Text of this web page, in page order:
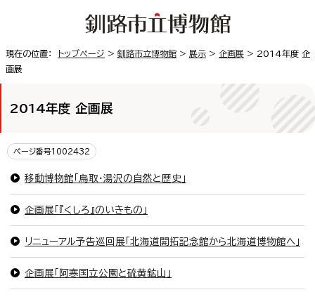
現在の位置： トップページ > 釧路市立博物館 > 展示 > 企画展 > 2014年度 企
画展
2014年度 企画展
ページ番号1002432
移動博物館「鳥取・湯沢の自然と歴史」
企画展「『くしろ』のいきもの」
リニューアル予告巡回展「北海道開拓記念館から北海道博物館へ」
企画展「阿寒国立公園と硫黄鉱山」